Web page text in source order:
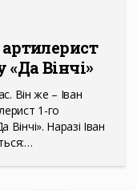
Вінчі»
Він же – Іван
1-го
Наразі Іван